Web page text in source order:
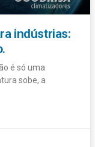
indústrias:
é só uma
sobe, a